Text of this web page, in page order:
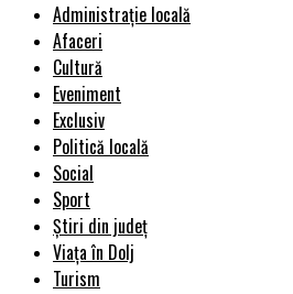
Administrație locală
Afaceri
Cultură
Eveniment
Exclusiv
Politică locală
Social
Sport
Știri din județ
Viața în Dolj
Turism